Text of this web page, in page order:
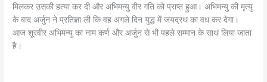
मिलकर उसकी हत्या कर दी और अभिमन्यु वीर गति को प्राप्त हुआ। अभिमन्यु की मृत्यु
के बाद अर्जुन ने प्रतिज्ञा ली कि वह अगले दिन युद्ध में जयद्रथ का वध कर देगा।
आज शूरवीर अभिमन्यु का नाम कर्ण और अर्जुन से भी पहले सम्मान के साथ लिया जाता
है।